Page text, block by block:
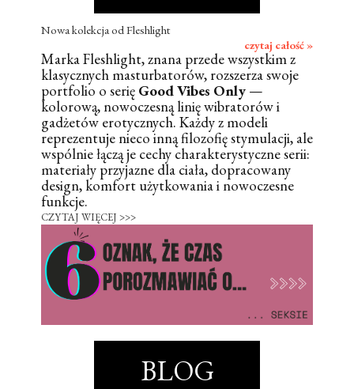
Nowa kolekcja od Fleshlight
czytaj całość »
Marka Fleshlight, znana przede wszystkim z
klasycznych masturbatorów, rozszerza swoje
portfolio o serię Good Vibes Only —
kolorową, nowoczesną linię wibratorów i
gadżetów erotycznych. Każdy z modeli
reprezentuje nieco inną filozofię stymulacji, ale
wspólnie łączą je cechy charakterystyczne serii:
materiały przyjazne dla ciała, dopracowany
design, komfort użytkowania i nowoczesne
funkcje.
CZYTAJ WIĘCEJ >>>
BLOG